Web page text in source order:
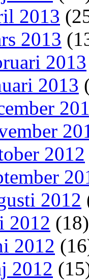
2013
2013
2013
2013
2012
2012
2012 (18)
2012
2012